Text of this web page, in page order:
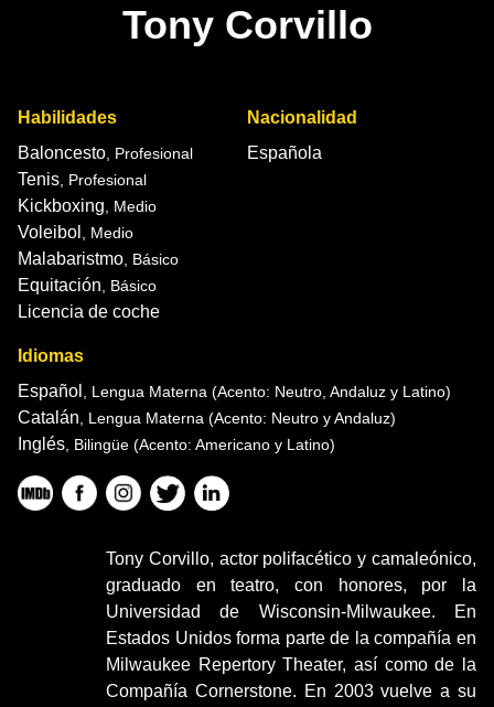
Tony Corvillo
Habilidades
Baloncesto, Profesional
Tenis, Profesional
Kickboxing, Medio
Voleibol , Medio
Malabaristmo, Básico
Equitación, Básico
Licencia de coche
Nacionalidad
Española
Idiomas
Español , Lengua Materna (Acento: Neutro, Andaluz y Latino)
Catalán, Lengua Materna (Acento: Neutro y Andaluz)
Inglés, Bilingüe (Acento: Americano y Latino)
Tony Corvillo, actor polifacético y camaleónico,
graduado en teatro, con honores, por la
Universidad de Wisconsin-Milwaukee. En
Estados Unidos forma parte de la compañía en
Milwaukee Repertory Theater, así como de la
Compañía Cornerstone. En 2003 vuelve a su